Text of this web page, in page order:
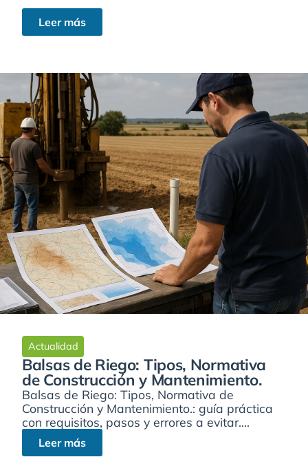
Leer más
Actualidad
Balsas de Riego: Tipos, Normativa
de Construcción y Mantenimiento.
Balsas de Riego: Tipos, Normativa de
Construcción y Mantenimiento.: guía práctica
con requisitos, pasos y errores a evitar....
Leer más